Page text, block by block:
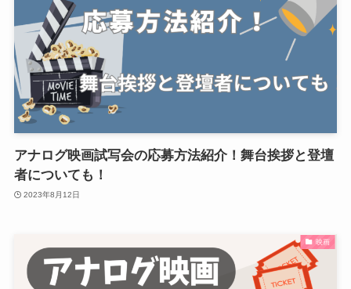
アナログ映画試写会の応募方法紹介！舞台挨拶と登壇
者についても！
2023年8月12日
映画